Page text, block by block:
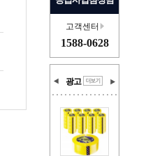
고객센터
1588-0628
광고